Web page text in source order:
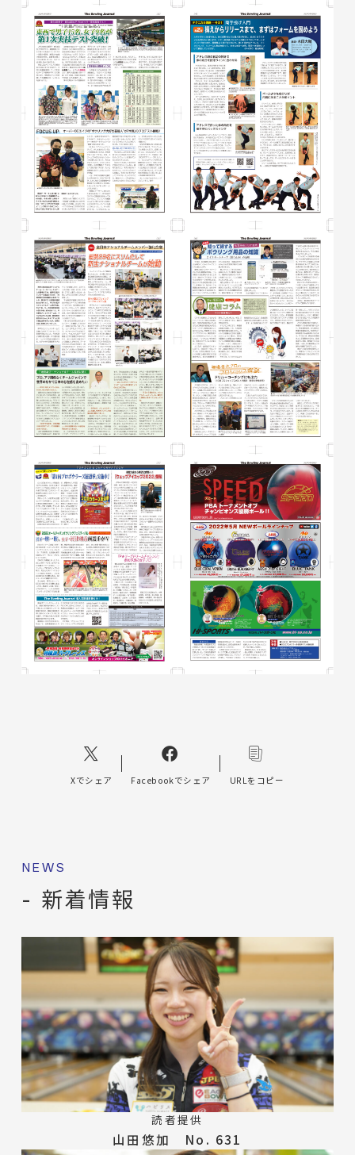
Xでシェア Facebookでシェア URLをコピー
NEWS
- 新着情報
読者提供
山田悠加 No. 631